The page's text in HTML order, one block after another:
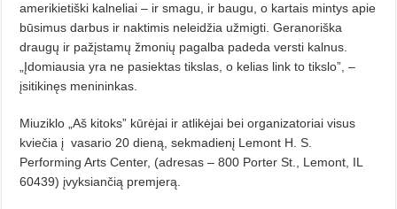
amerikietiški kalneliai – ir smagu, ir baugu, o kartais mintys apie
būsimus darbus ir naktimis neleidžia užmigti. Geranoriš­ka
draugų ir pažįstamų žmonių pagal­ba padeda versti kalnus.
„Įdomiausia yra ne pasiektas tikslas, o kelias link to tikslo”, –
įsitikinęs menininkas.
Miuziklo „Aš kitoks” kūrėjai ir atlikėjai bei organizatoriai visus
kviečia į vasario 20 dieną, sekmadienį Lemont H. S.
Performing Arts Center, (adresas – 800 Porter St., Lemont, IL
60439) įvyksiančią premjerą.